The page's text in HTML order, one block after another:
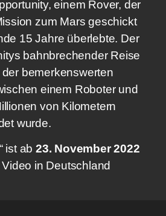
einem Rover, der
zum Mars geschickt
15 Jahre überlebte. Der
bahnbrechender Reise
bemerkenswerten
einem Roboter und
von Kilometern
wurde.
ist ab 23. November 2022
in Deutschland